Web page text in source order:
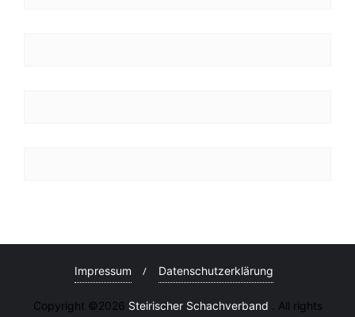
Impressum Datenschutzerklärung
Copyright ©2026 Steirischer Schachverband . All rights